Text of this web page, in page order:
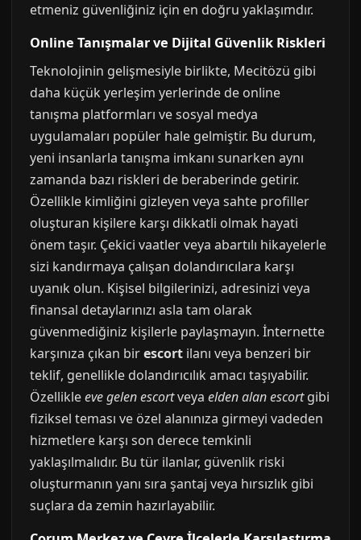
etmeniz güvenliğiniz için en doğru yaklaşımdır.
Online Tanışmalar ve Dijital Güvenlik Riskleri
Teknolojinin gelişmesiyle birlikte, Mecitözü gibi
daha küçük yerleşim yerlerinde de online
tanışma platformları ve sosyal medya
uygulamaları popüler hale gelmiştir. Bu durum,
yeni insanlarla tanışma imkanı sunarken aynı
zamanda bazı riskleri de beraberinde getirir.
Özellikle kimliğini gizleyen veya sahte profiller
oluşturan kişilere karşı dikkatli olmak hayati
önem taşır. Çekici vaatler veya abartılı hikayelerle
sizi kandırmaya çalışan dolandırıcılara karşı
uyanık olun. Kişisel bilgilerinizi, adresinizi veya
finansal detaylarınızı asla tam olarak
güvenmediğiniz kişilerle paylaşmayın. İnternette
karşınıza çıkan birescort ilanı veya benzeri bir
teklif, genellikle dolandırıcılık amacı taşıyabilir.
Özellikleeve gelen escortveya elden alan escortgibi
fiziksel teması ve özel alanınıza girmeyi vadeden
hizmetlere karşı son derece temkinli
yaklaşılmalıdır. Bu tür ilanlar, güvenlik riski
oluşturmanın yanı sıra şantaj veya hırsızlık gibi
suçlara da zemin hazırlayabilir.